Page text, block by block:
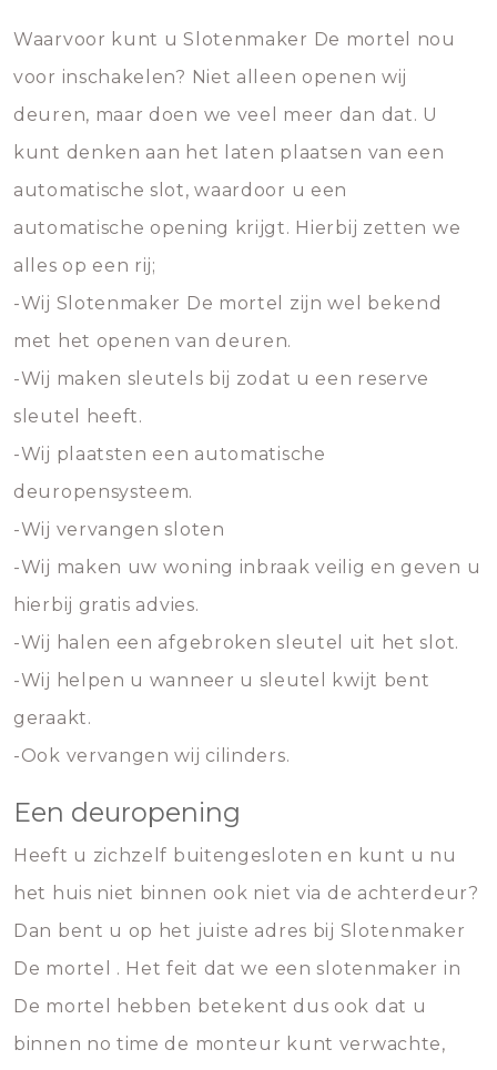
Waarvoor kunt u Slotenmaker De mortel nou
voor inschakelen? Niet alleen openen wij
deuren, maar doen we veel meer dan dat. U
kunt denken aan het laten plaatsen van een
automatische slot, waardoor u een
automatische opening krijgt. Hierbij zetten we
alles op een rij;
-Wij Slotenmaker De mortel zijn wel bekend
met het openen van deuren.
-Wij maken sleutels bij zodat u een reserve
sleutel heeft.
-Wij plaatsten een automatische
deuropensysteem.
-Wij vervangen sloten
-Wij maken uw woning inbraak veilig en geven u
hierbij gratis advies.
-Wij halen een afgebroken sleutel uit het slot.
-Wij helpen u wanneer u sleutel kwijt bent
geraakt.
-Ook vervangen wij cilinders.
Een deuropening
Heeft u zichzelf buitengesloten en kunt u nu
het huis niet binnen ook niet via de achterdeur?
Dan bent u op het juiste adres bij Slotenmaker
De mortel . Het feit dat we een slotenmaker in
De mortel hebben betekent dus ook dat u
binnen no time de monteur kunt verwachte,